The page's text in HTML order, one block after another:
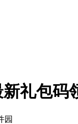
新礼包码
园